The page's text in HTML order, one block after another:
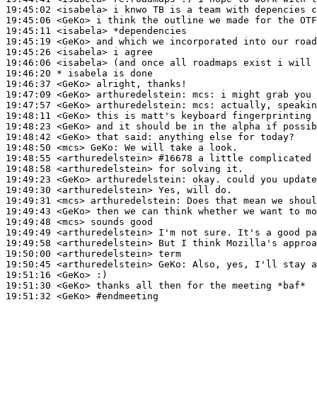
19:45:02 <isabela>
19:45:06 <GeKo>
19:45:11 <isabela>
19:45:19 <GeKo>
19:45:26 <isabela>
19:46:06 <isabela>
19:46:20 * isabela
is done
19:46:37 <GeKo>
19:47:09 <GeKo> arthuredelstein:
19:47:57 <GeKo> arthuredelstein:
19:48:11 <GeKo>
19:48:23 <GeKo>
19:48:42 <GeKo>
19:48:50 <mcs> GeKo:
19:48:55 <arthuredelstein> #16678 a little complicated
19:48:58 <arthuredelstein>
19:49:23 <GeKo> arthuredelstein:
19:49:30 <arthuredelstein>
19:49:31 <mcs> arthuredelstein:
19:49:43 <GeKo>
19:49:48 <mcs>
19:49:49 <arthuredelstein>
19:49:58 <arthuredelstein>
19:50:00 <arthuredelstein>
19:50:45 <arthuredelstein> GeKo:
19:51:16 <GeKo>
19:51:30 <GeKo>
19:51:32 <GeKo> #endmeeting